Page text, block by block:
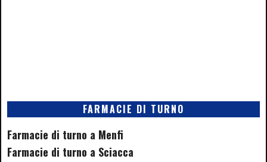
FARMACIE DI TURNO
Farmacie di turno a Menfi
Farmacie di turno a Sciacca